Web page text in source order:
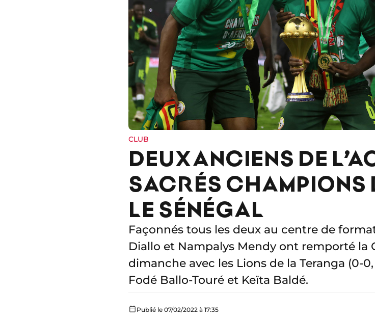
CLUB
DEUX ANCIENS DE
SACRÉS CHAMPIONS
LE SÉNÉGAL
Façonnés tous les deux au centre de
Diallo et Nampalys Mendy ont remporté la
dimanche avec les Lions de la Teranga (0-
Fodé Ballo-Touré et Keïta Baldé.
Publié le 07/02/2022 à 17:35